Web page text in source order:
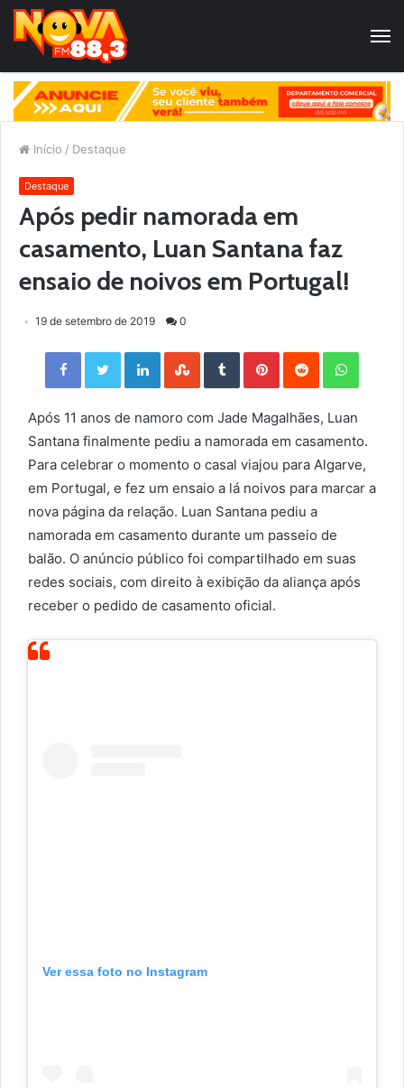
Início / Destaque
Destaque
Após pedir namorada em
casamento, Luan Santana faz
ensaio de noivos em Portugal!
19 de setembro de 2019 0
Facebook Twitter LinkedIn StumbleUpon Tumblr Pinterest Reddit
Após 11 anos de namoro com Jade Magalhães, Luan
Santana finalmente pediu a namorada em casamento.
Para celebrar o momento o casal viajou para Algarve,
em Portugal, e fez um ensaio a lá noivos para marcar a
nova página da relação. Luan Santana pediu a
namorada em casamento durante um passeio de
balão. O anúncio público foi compartilhado em suas
redes sociais, com direito à exibição da aliança após
receber o pedido de casamento oficial.
Ver essa foto no Instagram